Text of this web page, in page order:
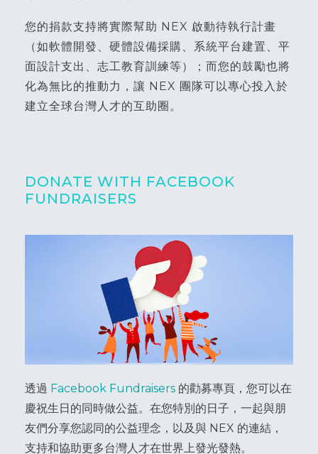
您的捐款支持將實際幫助 NEX 啟動待執行計畫
（如軟體開發、硬體設備採購、系統平台建置、平
面設計支出、志工教育訓練等）；而您的鼓勵也將
化為無比的推動力，讓 NEX 團隊可以專心投入於
建立全球台灣人才的互助圈。
DONATE WITH FACEBOOK
FUNDRAISERS
透過 Facebook Fundraisers 的勸募專頁，您可以在
慶祝生日的同時做公益。在您特別的日子，一起與朋
友們分享您認同的公益理念，以及與 NEX 的連結，
支持和協助更多台灣人才在世界上發光發熱。